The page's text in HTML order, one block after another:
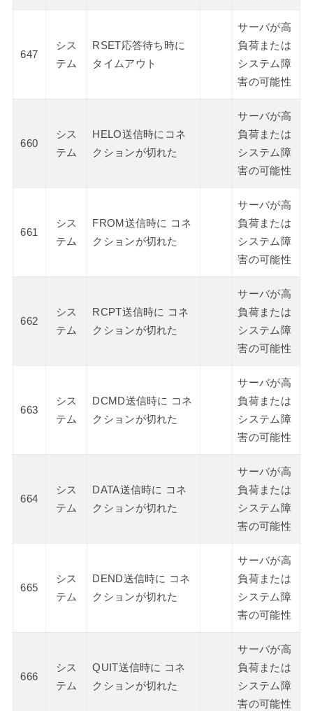
647
シス
テム
RSET応答待ち時に
タイムアウト
サーバが高
負荷または
システム障
害の可能性
660
シス
テム
HELO送信時にコネ
クションが切れた
サーバが高
負荷または
システム障
害の可能性
661
シス
テム
FROM送信時に コネ
クションが切れた
サーバが高
負荷または
システム障
害の可能性
662
シス
テム
RCPT送信時に コネ
クションが切れた
サーバが高
負荷または
システム障
害の可能性
663
シス
テム
DCMD送信時に コネ
クションが切れた
サーバが高
負荷または
システム障
害の可能性
664
シス
テム
DATA送信時に コネ
クションが切れた
サーバが高
負荷または
システム障
害の可能性
665
シス
テム
DEND送信時に コネ
クションが切れた
サーバが高
負荷または
システム障
害の可能性
666
シス
テム
QUIT送信時に コネ
クションが切れた
サーバが高
負荷または
システム障
害の可能性